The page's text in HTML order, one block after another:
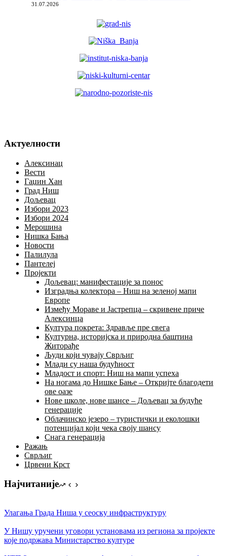
31.07.2026
Актуелности
Алексинац
Вести
Гаџин Хан
Град Ниш
Дољевац
Избори 2023
Избори 2024
Мерошина
Нишка Бања
Новости
Палилула
Пантелеј
Пројекти
Дољевац: манифестације за понос
Изградња колектора – Ниш на зеленој мапи
Европе
Између Мораве и Јастрепца – скривене приче
Алексинца
Култура покрета: Здравље пре свега
Културна, историјска и природна баштина
Житорађе
Људи који чувају Сврљиг
Млади су наша будућност
Младост и спорт: Ниш на мапи успеха
На ногама до Нишке Бање – Откријте благодети
ове оазе
Нове школе, нове шансе – Дољевац за будуће
генерације
Облачинско језеро – туристички и еколошки
потенцијал који чека своју шансу
Снага генерација
Ражањ
Сврљиг
Црвени Крст
Најчитаније
Улагања Града Ниша у сеоску инфраструктуру
У Нишу уручени уговори установама из региона за пројекте
којe подржава Министарство културе